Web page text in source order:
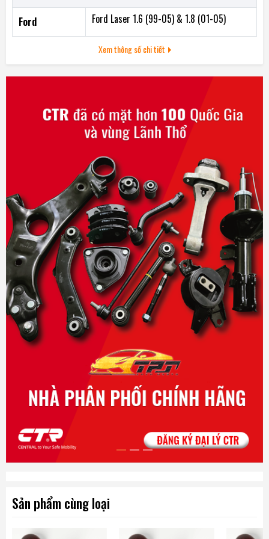
2- Tỷ lệ truyền động cao
4- Vận hành tốt ở môi trường nhiệt độ khắc nghiệt trong khoan
truyền động
phát ra dị âm
Phụ tùng ô tô TPT . Nhà cung cấp phụ tùng ô tô thương mại tại
Thành phố hồ Chí Minh.
Chúng tôi chuyên cung cấp các dòng dây curoa, dây đai răng,
dây curoa tổng , dây curoa máy phát … dành cho các dòng xe ô tô trên
thị trường Việt Nam.
Sản phẩm được chúng tôi cung cấp mang thương hiệu
Nhà máy của MITSUBOSHI được đặt tại các Quốc Gia có nền
công nghệ kỹ thuật phát triển mạnh mẽ như Nhật Bản , Thái Lan. Tất cả
Phụ tùng ô tô TPT rất tự hào được mang đến cho quý khách
trực tiếp, không qua trung gian nên tiết kiệm được tối đa chi phí vận
Ford Ford Laser 1.6 (99-05) & 1.8 (01-05)
Xem thông số chi tiết
Sản phẩm cùng loại